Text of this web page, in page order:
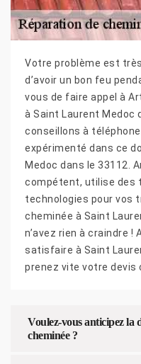
Votre problème est
d’avoir un bon feu
vous de faire appel à
à Saint Laurent Medoc
conseillons à
expérimenté dans ce
Medoc dans le 33112.
compétent, utilise des
technologies pour vos
cheminée à Saint
n’avez rien à craindre !
satisfaire à Saint
prenez vite votre devis
Voulez-vous anticipez la
cheminée ?